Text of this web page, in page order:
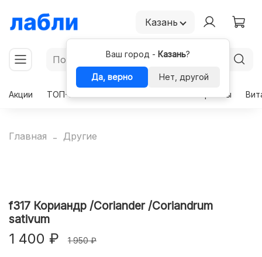
Казань
Ваш город - Казань?
Да, верно
Нет, другой
Акции
ТОП-50 Гормоны
Главная Другие
f317 Кориандр /Coriander /Coriandrum
sativum
1 400 ₽ 1 950 ₽